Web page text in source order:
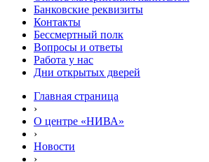
Банковские реквизиты
Контакты
Бессмертный полк
Вопросы и ответы
Работа у нас
Дни открытых дверей
Главная страница
›
О центре «НИВА»
›
Новости
›